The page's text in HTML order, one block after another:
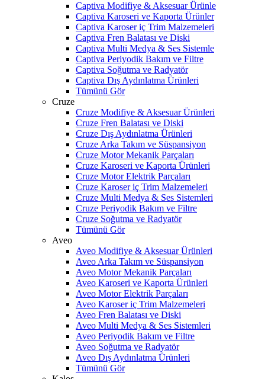
Captiva Modifiye & Aksesuar Ürünle
Captiva Karoseri ve Kaporta Ürünler
Captiva Karoser iç Trim Malzemeleri
Captiva Fren Balatası ve Diski
Captiva Multi Medya & Ses Sistemle
Captiva Periyodik Bakım ve Filtre
Captiva Soğutma ve Radyatör
Captiva Dış Aydınlatma Ürünleri
Tümünü Gör
Cruze
Cruze Modifiye & Aksesuar Ürünleri
Cruze Fren Balatası ve Diski
Cruze Dış Aydınlatma Ürünleri
Cruze Arka Takım ve Süspansiyon
Cruze Motor Mekanik Parçaları
Cruze Karoseri ve Kaporta Ürünleri
Cruze Motor Elektrik Parçaları
Cruze Karoser iç Trim Malzemeleri
Cruze Multi Medya & Ses Sistemleri
Cruze Periyodik Bakım ve Filtre
Cruze Soğutma ve Radyatör
Tümünü Gör
Aveo
Aveo Modifiye & Aksesuar Ürünleri
Aveo Arka Takım ve Süspansiyon
Aveo Motor Mekanik Parçaları
Aveo Karoseri ve Kaporta Ürünleri
Aveo Motor Elektrik Parçaları
Aveo Karoser iç Trim Malzemeleri
Aveo Fren Balatası ve Diski
Aveo Multi Medya & Ses Sistemleri
Aveo Periyodik Bakım ve Filtre
Aveo Soğutma ve Radyatör
Aveo Dış Aydınlatma Ürünleri
Tümünü Gör